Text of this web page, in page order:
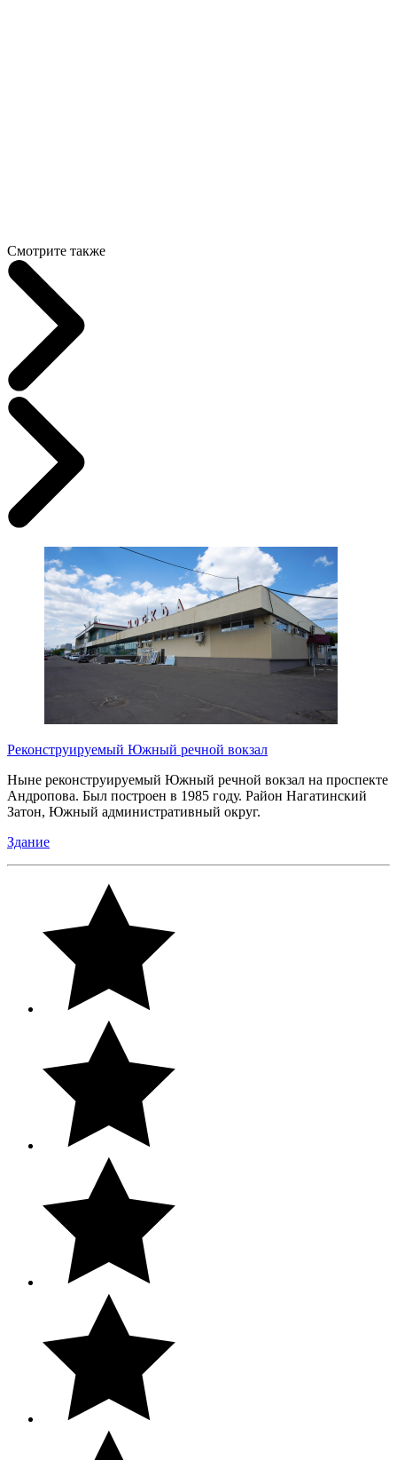
Смотрите также
Реконструируемый Южный речной вокзал
Ныне реконструируемый Южный речной вокзал на проспекте
Андропова. Был построен в 1985 году. Район Нагатинский
Затон, Южный административный округ.
Здание